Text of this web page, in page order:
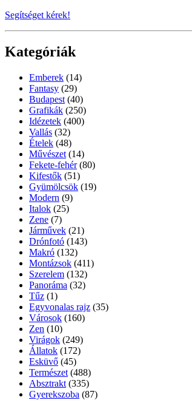
Segítséget kérek!
Kategóriák
Emberek (14)
Fantasy (29)
Budapest (40)
Grafikák (250)
Idézetek (400)
Vallás (32)
Ételek (48)
Művészet (14)
Fekete-fehér (80)
Kifestők (51)
Gyümölcsök (19)
Modern (9)
Italok (25)
Zene (7)
Járművek (21)
Drónfotó (143)
Makró (132)
Montázsok (411)
Szerelem (132)
Panoráma (32)
Tűz (1)
Egyvonalas rajz (35)
Városok (160)
Zen (10)
Virágok (249)
Állatok (172)
Esküvő (45)
Természet (488)
Absztrakt (335)
Gyerekszoba (87)